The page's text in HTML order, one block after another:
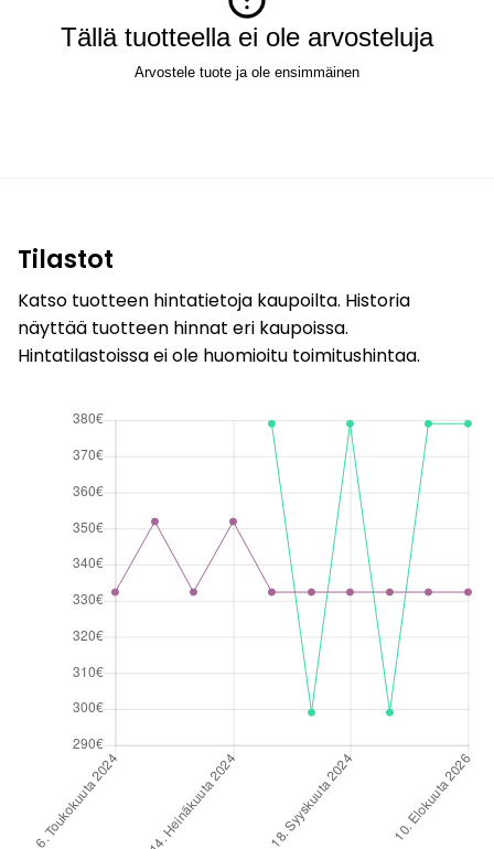
Tällä tuotteella ei ole arvosteluja
Arvostele tuote ja ole ensimmäinen
Tilastot
Katso tuotteen hintatietoja kaupoilta. Historia
näyttää tuotteen hinnat eri kaupoissa.
Hintatilastoissa ei ole huomioitu toimitushintaa.